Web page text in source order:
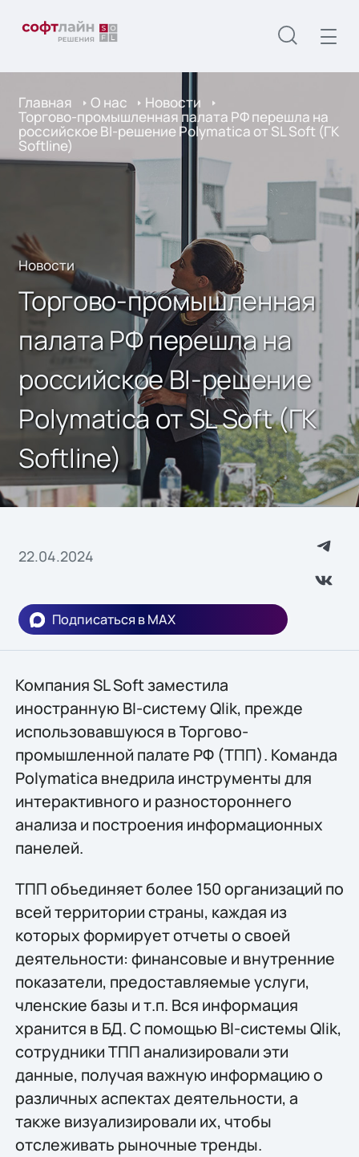
Главная О нас Новости
Торгово-промышленная палата РФ перешла на
российское BI-решение Polymatica от SL Soft (ГК
Softline)
Новости
Торгово-промышленная
палата РФ перешла на
российское BI-решение
Polymatica от SL Soft (ГК
Softline)
22.04.2024
Подписаться в MAX
Компания SL Soft заместила
иностранную BI-систему Qlik, прежде
использовавшуюся в Торгово-
промышленной палате РФ (ТПП). Команда
Polymatica внедрила инструменты для
интерактивного и разностороннего
анализа и построения информационных
панелей.
ТПП объединяет более 150 организаций по
всей территории страны, каждая из
которых формирует отчеты о своей
деятельности: финансовые и внутренние
показатели, предоставляемые услуги,
членские базы и т.п. Вся информация
хранится в БД. С помощью BI-системы Qlik,
сотрудники ТПП анализировали эти
данные, получая важную информацию о
различных аспектах деятельности, а
также визуализировали их, чтобы
отслеживать рыночные тренды.